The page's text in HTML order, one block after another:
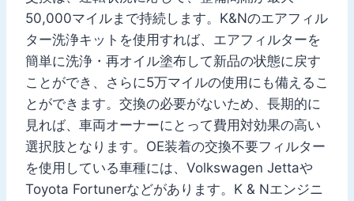
50,000マイルまで持続します。K&Nのエアフィル
ター洗浄キットを使用すれば、エアフィルターを
簡単に洗浄・再オイル塗布して新品の状態に戻す
ことができ、さらに5万マイルの使用にも備えるこ
とができます。交換の必要がないため、長期的に
見れば、車両オーナーにとって費用対効果の高い
選択肢となります。OE装着の交換不要フィルター
を使用している車種には、Volkswagen Jettaや
Toyota Fortunerなどがあります。K & Nエンジニ